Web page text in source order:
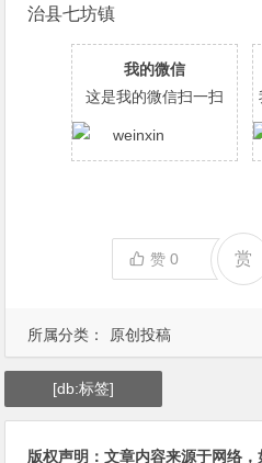
所属分类： 原创投稿
治县七坊镇
我的微信
这是我的微信扫一扫
赞0 赏
[db:标签]
版权声明：文章内容来源于网络